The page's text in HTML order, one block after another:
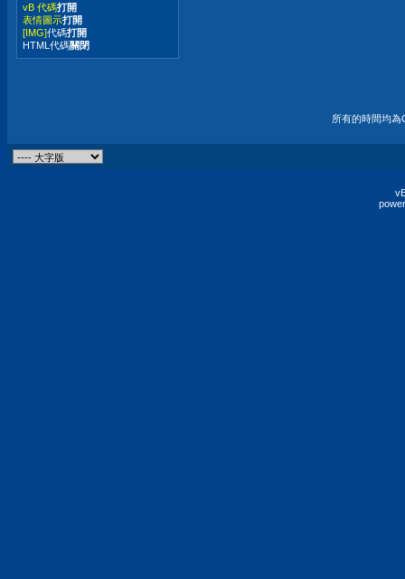
vB 代碼打開
表情圖示打開
[IMG]代碼打開
HTML代碼關閉
所有的時間均為